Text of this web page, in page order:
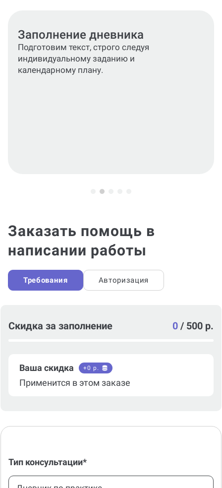
Составление отчета и отзыва
практики
По вашему запросу подготовим отчет и
Заказать помощь в
написании работы
Требования Авторизация
Скидка за заполнение 0 / 500 р.
Ваша скидка +0 р.
Применится в этом заказе
Тип консультации*